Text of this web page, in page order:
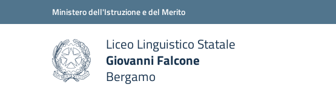
Vai ai contenuti
Vai al menu di navigazioneMinistero dell'Istruzione e del Merito
scuola
Liceo Linguistico Statale
Giovanni Falcone
Bergamo